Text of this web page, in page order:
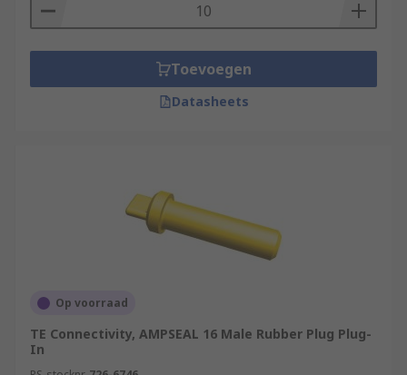
Toevoegen
Datasheets
Op voorraad
TE Connectivity, AMPSEAL 16 Male Rubber Plug Plug-
In